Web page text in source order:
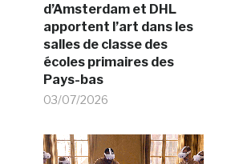
d’Amsterdam et DHL
apportent l’art dans les
salles de classe des
écoles primaires des
Pays-bas
03/07/2026